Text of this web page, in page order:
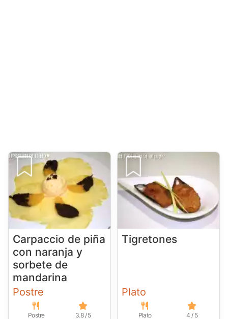
Carpaccio de piña
con naranja y
sorbete de
mandarina
Postre
Postre 3.8 / 5
Tigretones
Plato
Plato 4 / 5